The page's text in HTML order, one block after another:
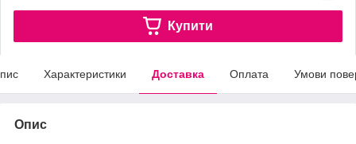
Купити
Характеристики Доставка Оплата Умови
Опис